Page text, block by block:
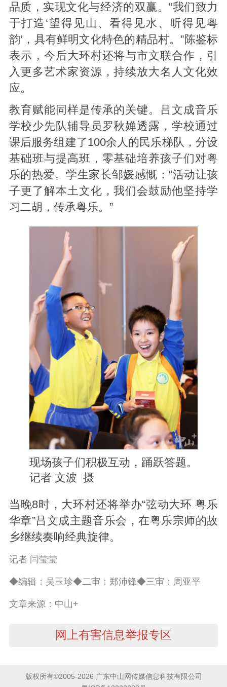
品质，实现文化与经济的双赢。“我们致力
于打造‘望得见山、看得见水、听得见粤
韵’，具有鲜明文化特色的精品村。”陈鉴标
表示，今后大环村还将与市文联合作，引
入更多艺术家资源，持续放大名人文化效
应。
教育赋能同样是传承的关键。吕文成音乐
学校少先队辅导员罗秋婵透露，学校通过
课后服务组建了100余人的民乐梯队，分设
基础班与提高班，零基础培养孩子们对粤
乐的热爱。学生家长邹媛感慨：“活动让孩
子更了解本土文化，我们会鼓励他坚持学
习二胡，传承粤乐。”
现场孩子们积极互动，踊跃答题。
记者 文波 摄
当晚8时，大环村还将举办“弦动大环 粤乐
华章”吕文成主题音乐会，在粤乐宗师的故
乡继续奏响经典旋律。
记者 闫莹莹
◆编辑：吴玉珍◆二审：郑沛锋◆三审：周亚平
文章来源：中山+
网上有害信息举报专区
版权所有©2005-2026 广东中山网传媒信息科技有限公司